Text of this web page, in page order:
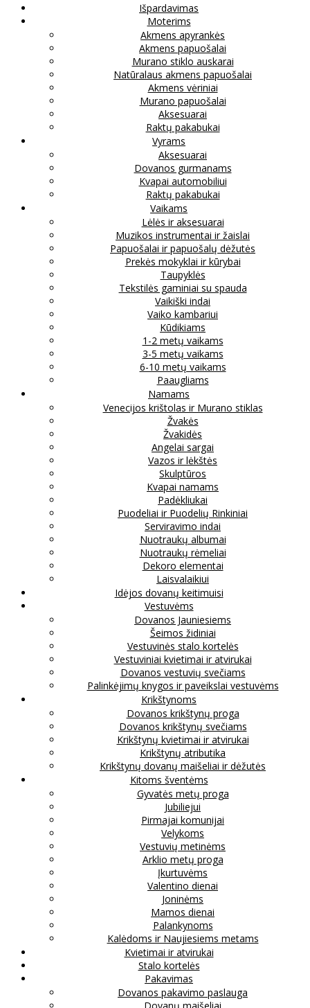
Išpardavimas
Moterims
Akmens apyrankės
Akmens papuošalai
Murano stiklo auskarai
Natūralaus akmens papuošalai
Akmens vėriniai
Murano papuošalai
Aksesuarai
Raktų pakabukai
Vyrams
Aksesuarai
Dovanos gurmanams
Kvapai automobiliui
Raktų pakabukai
Vaikams
Lėlės ir aksesuarai
Muzikos instrumentai ir žaislai
Papuošalai ir papuošalų dėžutės
Prekės mokyklai ir kūrybai
Taupyklės
Tekstilės gaminiai su spauda
Vaikiški indai
Vaiko kambariui
Kūdikiams
1-2 metų vaikams
3-5 metų vaikams
6-10 metų vaikams
Paaugliams
Namams
Venecijos krištolas ir Murano stiklas
Žvakės
Žvakidės
Angelai sargai
Vazos ir lėkštės
Skulptūros
Kvapai namams
Padėkliukai
Puodeliai ir Puodelių Rinkiniai
Serviravimo indai
Nuotraukų albumai
Nuotraukų rėmeliai
Dekoro elementai
Laisvalaikiui
Idėjos dovanų keitimuisi
Vestuvėms
Dovanos Jauniesiems
Šeimos židiniai
Vestuvinės stalo kortelės
Vestuviniai kvietimai ir atvirukai
Dovanos vestuvių svečiams
Palinkėjimų knygos ir paveikslai vestuvėms
Krikštynoms
Dovanos krikštynų proga
Dovanos krikštynų svečiams
Krikštynų kvietimai ir atvirukai
Krikštynų atributika
Krikštynų dovanų maišeliai ir dėžutės
Kitoms šventėms
Gyvatės metų proga
Jubiliejui
Pirmajai komunijai
Velykoms
Vestuvių metinėms
Arklio metų proga
Įkurtuvėms
Valentino dienai
Joninėms
Mamos dienai
Palankynoms
Kalėdoms ir Naujiesiems metams
Kvietimai ir atvirukai
Stalo kortelės
Pakavimas
Dovanos pakavimo paslauga
Dovanų maišeliai